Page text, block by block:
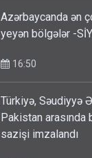
Azərbaycanda ən
yeyən bölgələr -
16:50
Türkiyə, Səudiyyə
Pakistan arasında
sazişi imzalandı